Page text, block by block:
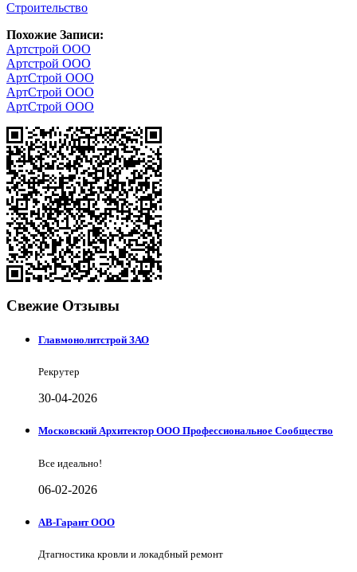
Строительство
Похожие Записи:
Артстрой ООО
Артстрой ООО
АртСтрой ООО
АртСтрой ООО
АртСтрой ООО
Свежие Отзывы
Главмонолитстрой ЗАО
Рекрутер
30-04-2026
Московский Архитектор ООО Профессиональное Сообщество
Все идеально!
06-02-2026
АВ-Гарант ООО
Дтагностика кровли и локадбный ремонт